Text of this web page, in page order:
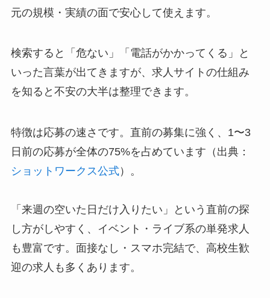
元の規模・実績の面で安心して使えます。
検索すると「危ない」「電話がかかってくる」と
いった言葉が出てきますが、求人サイトの仕組み
を知ると不安の大半は整理できます。
特徴は応募の速さです。直前の募集に強く、1〜3
日前の応募が全体の75%を占めています（出典：
ショットワークス公式）。
「来週の空いた日だけ入りたい」という直前の探
し方がしやすく、イベント・ライブ系の単発求人
も豊富です。面接なし・スマホ完結で、高校生歓
迎の求人も多くあります。